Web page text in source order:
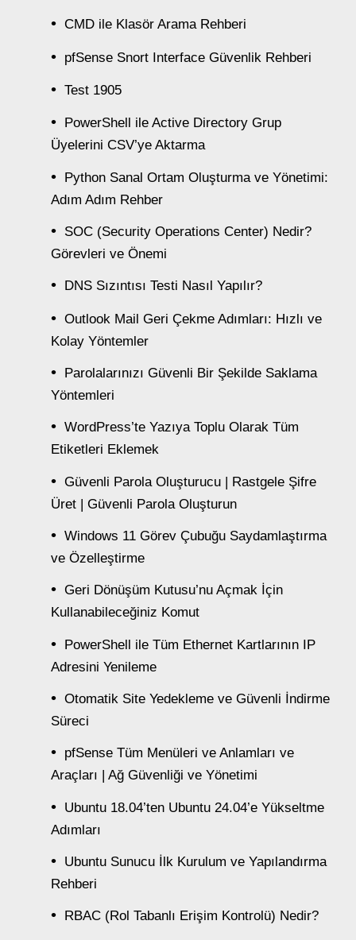
CMD ile Klasör Arama Rehberi
pfSense Snort Interface Güvenlik Rehberi
Test 1905
PowerShell ile Active Directory Grup
Üyelerini CSV’ye Aktarma
Python Sanal Ortam Oluşturma ve Yönetimi:
Adım Adım Rehber
SOC (Security Operations Center) Nedir?
Görevleri ve Önemi
DNS Sızıntısı Testi Nasıl Yapılır?
Outlook Mail Geri Çekme Adımları: Hızlı ve
Kolay Yöntemler
Parolalarınızı Güvenli Bir Şekilde Saklama
Yöntemleri
WordPress’te Yazıya Toplu Olarak Tüm
Etiketleri Eklemek
Güvenli Parola Oluşturucu | Rastgele Şifre
Üret | Güvenli Parola Oluşturun
Windows 11 Görev Çubuğu Saydamlaştırma
ve Özelleştirme
Geri Dönüşüm Kutusu’nu Açmak İçin
Kullanabileceğiniz Komut
PowerShell ile Tüm Ethernet Kartlarının IP
Adresini Yenileme
Otomatik Site Yedekleme ve Güvenli İndirme
Süreci
pfSense Tüm Menüleri ve Anlamları ve
Araçları | Ağ Güvenliği ve Yönetimi
Ubuntu 18.04’ten Ubuntu 24.04’e Yükseltme
Adımları
Ubuntu Sunucu İlk Kurulum ve Yapılandırma
Rehberi
RBAC (Rol Tabanlı Erişim Kontrolü) Nedir?